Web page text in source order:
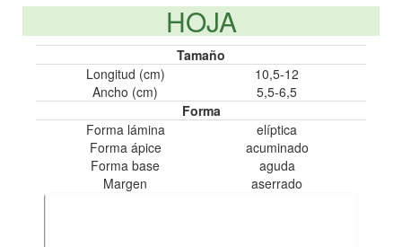
HOJA
Tamaño
Longitud (cm)
10,5-12
Ancho (cm)
5,5-6,5
Forma
Forma lámina
elíptica
Forma ápice
acuminado
Forma base
aguda
Margen
aserrado